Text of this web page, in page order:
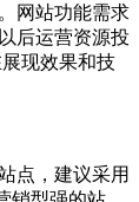
网站功能需求
后运营资源投
展现效果和技
点，建议采用